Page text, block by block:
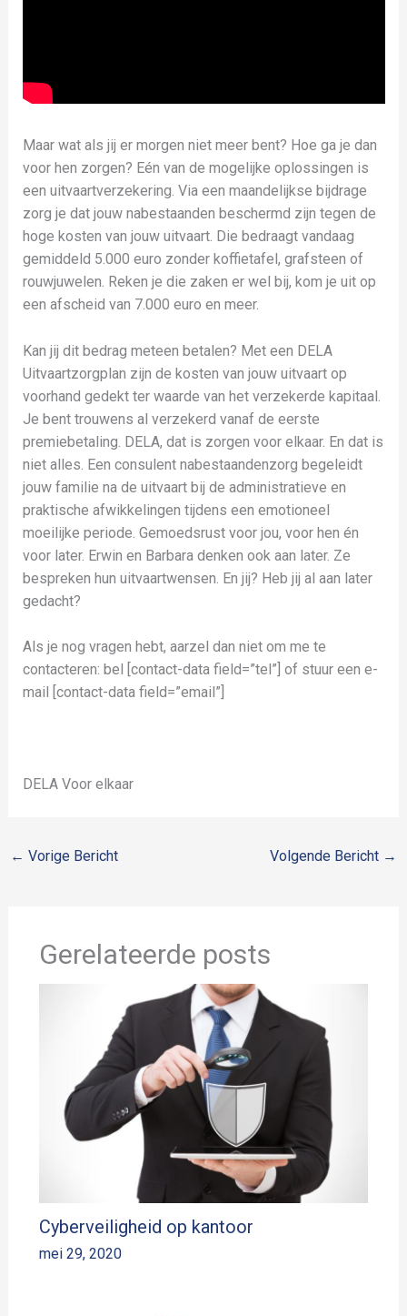
Maar wat als jij er morgen niet meer bent? Hoe ga je dan
voor hen zorgen? Eén van de mogelijke oplossingen is
een uitvaartverzekering. Via een maandelijkse bijdrage
zorg je dat jouw nabestaanden beschermd zijn tegen de
hoge kosten van jouw uitvaart. Die bedraagt vandaag
gemiddeld 5.000 euro zonder koffietafel, grafsteen of
rouwjuwelen. Reken je die zaken er wel bij, kom je uit op
een afscheid van 7.000 euro en meer.
Kan jij dit bedrag meteen betalen? Met een DELA
Uitvaartzorgplan zijn de kosten van jouw uitvaart op
voorhand gedekt ter waarde van het verzekerde kapitaal.
Je bent trouwens al verzekerd vanaf de eerste
premiebetaling. DELA, dat is zorgen voor elkaar. En dat is
niet alles. Een consulent nabestaandenzorg begeleidt
jouw familie na de uitvaart bij de administratieve en
praktische afwikkelingen tijdens een emotioneel
moeilijke periode. Gemoedsrust voor jou, voor hen én
voor later. Erwin en Barbara denken ook aan later. Ze
bespreken hun uitvaartwensen. En jij? Heb jij al aan later
gedacht?
Als je nog vragen hebt, aarzel dan niet om me te
contacteren: bel [contact-data field=”tel”] of stuur een e-
mail [contact-data field=”email”]
DELA Voor elkaar
← Vorige Bericht Volgende Bericht →
Gerelateerde posts
Cyberveiligheid op kantoor
mei 29, 2020